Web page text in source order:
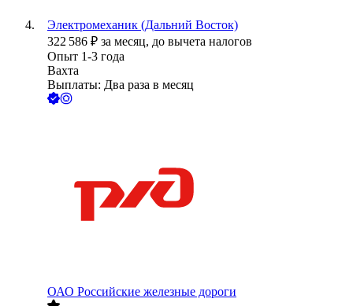
Электромеханик (Дальний Восток)
322 586 ₽ за месяц, до вычета налогов
Опыт 1-3 года
Вахта
Выплаты: Два раза в месяц
ОАО Российские железные дороги